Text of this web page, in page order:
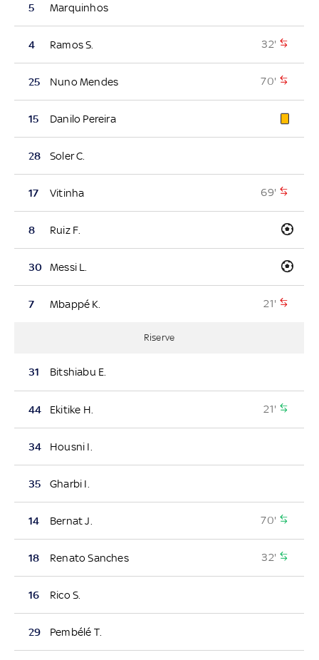
5 Marquinhos
4 Ramos S. 32'
25 Nuno Mendes 70'
15 Danilo Pereira
28 Soler C.
17 Vitinha 69'
8 Ruiz F.
30 Messi L.
7 Mbappé K. 21'
Riserve
31 Bitshiabu E.
44 Ekitike H. 21'
34 Housni I.
35 Gharbi I.
14 Bernat J. 70'
18 Renato Sanches 32'
16 Rico S.
29 Pembélé T.